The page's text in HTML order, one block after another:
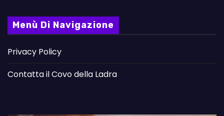
Menù Di Navigazione
Privacy Policy
Contatta il Covo della Ladra